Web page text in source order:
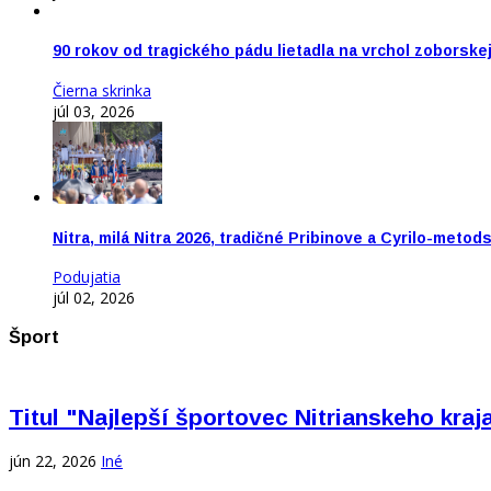
90 rokov od tragického pádu lietadla na vrchol
Čierna skrinka
júl 03, 2026
Nitra, milá Nitra 2026, tradičné Pribinove a Cyrilo-
Podujatia
júl 02, 2026
Šport
Titul "Najlepší športovec Nitrianskeho
jún 22, 2026 Iné